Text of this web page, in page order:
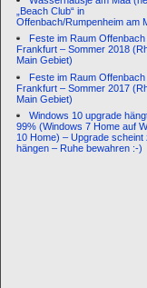
„Beach Club“ in
Offenbach/Rumpenheim am
Feste im Raum Offenbach
Frankfurt – Sommer 2018
Main Gebiet)
Feste im Raum Offenbach
Frankfurt – Sommer 2017
Main Gebiet)
Windows 10 upgrade
99% (Windows 7 Home auf
10 Home) – Upgrade scheint
hängen – Ruhe bewahren :-)